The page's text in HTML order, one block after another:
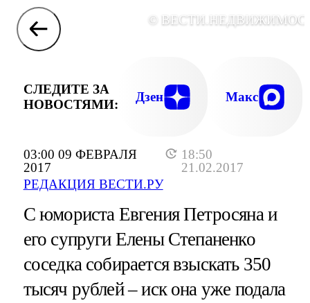
03:00 09 ФЕВРАЛЯ
2017
18:50
21.02.2017
РЕДАКЦИЯ ВЕСТИ.РУ
©
СЛЕДИТЕ ЗА
НОВОСТЯМИ:
Дзен Макс
С юмориста Евгения Петросяна и
его супруги Елены Степаненко
соседка собирается взыскать 350
тысяч рублей – иск она уже подала